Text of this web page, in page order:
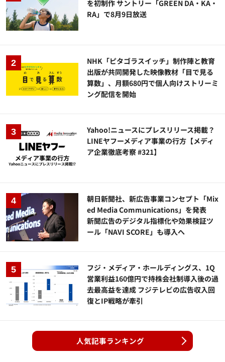
を初制作 サントリー「GREEN DA・KA・
RA」で8月9日放送
NHK「ピタゴラスイッチ」制作陣と教育
出版が共同開発した映像教材「目で見る
算数」、月額680円で個人向けストリーミ
ング配信を開始
Yahoo!ニュースにプレスリリース掲載？
LINEヤフーメディア事業の行方【メディ
ア企業徹底考察 #321】
朝日新聞社、新広告事業コンセプト「Mix
ed Media Communications」を発表
新聞広告のデジタル指標化や効果検証ツ
ール「NAVI SCORE」も導入へ
フジ・メディア・ホールディングス、1Q
営業利益160億円で持株会社制導入後の過
去最高益を達成 フジテレビの広告収入回
復とIP戦略が牽引
人気記事ランキング